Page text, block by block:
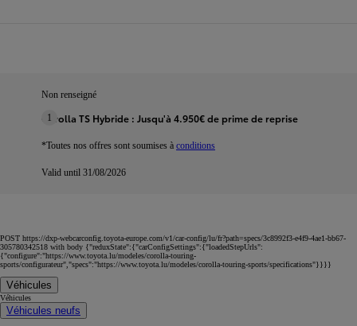
Non renseigné
1
Corolla TS Hybride : Jusqu'à 4.950€ de prime de reprise
*Toutes nos offres sont soumises à conditions
Valid until 31/08/2026
POST https://dxp-webcarconfig.toyota-europe.com/v1/car-config/lu/fr?path=specs/3c8992f3-e4f9-4ae1-bb67-
305780342518 with body {"reduxState":{"carConfigSettings":{"loadedStepUrls":
{"configure":"https://www.toyota.lu/modeles/corolla-touring-
sports/configurateur","specs":"https://www.toyota.lu/modeles/corolla-touring-sports/specifications"}}}}
Véhicules
Véhicules
Véhicules neufs